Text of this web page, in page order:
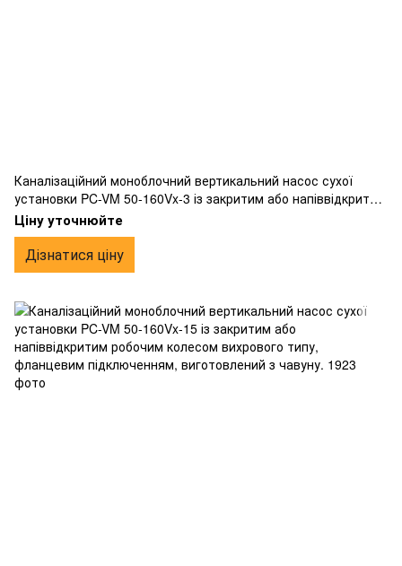
Каналізаційний моноблочний вертикальний насос сухої
установки PC-VM 50-160Vx-3 із закритим або напіввідкритим
робочим колесом вихрового типу, фланцевим
підключенням, виготовлений з чавуну.
Ціну уточнюйте
Дізнатися ціну